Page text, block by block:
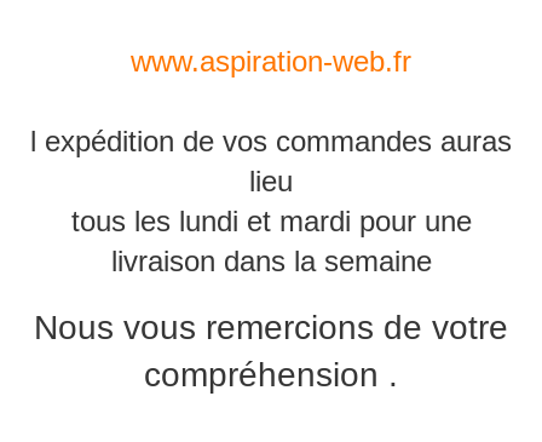
www.aspiration-web.fr
l expédition de vos commandes auras
lieu
tous les lundi et mardi pour une
livraison dans la semaine
Nous vous remercions de votre
compréhension .